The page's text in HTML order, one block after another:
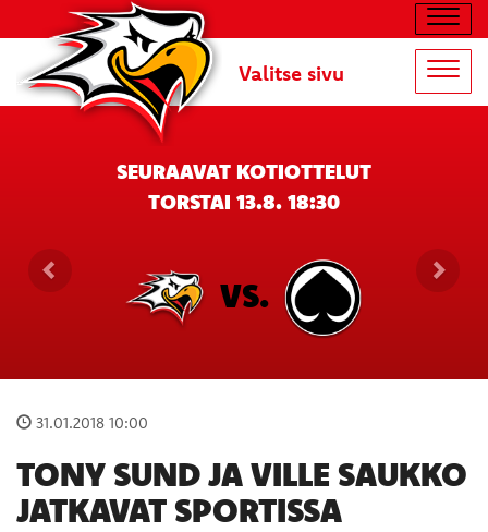
Valitse sivu
SEURAAVAT KOTIOTTELUT
TORSTAI 13.8. 18:30
VS.
31.01.2018 10:00
TONY SUND JA VILLE SAUKKO
JATKAVAT SPORTISSA